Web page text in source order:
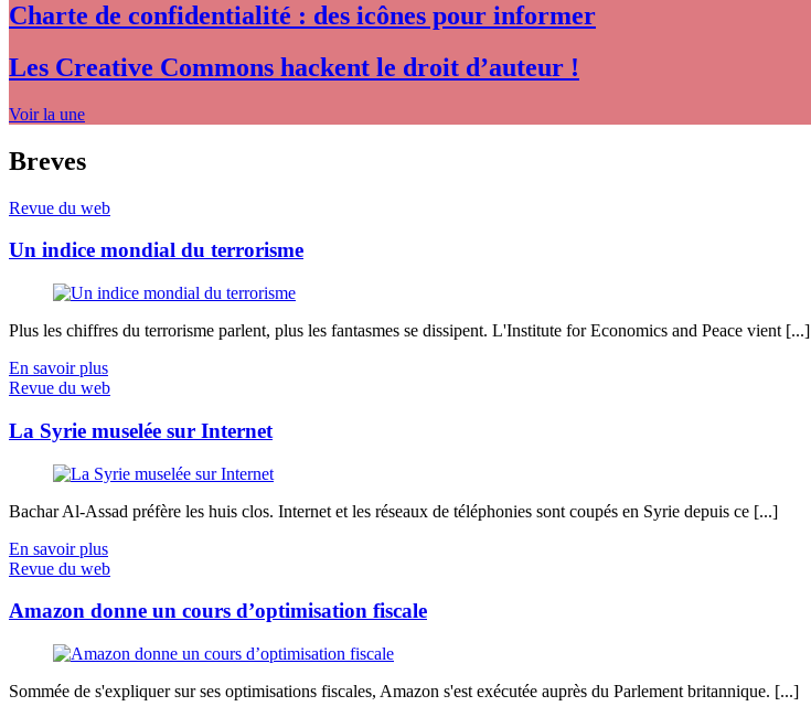
Charte de confidentialité : des icônes pour informer
Les Creative Commons hackent le droit d’auteur !
Voir la une
Breves
Revue du web
Un indice mondial du terrorisme
Plus les chiffres du terrorisme parlent, plus les fantasmes se dissipent. L'Institute for Economics and Peace vient [...]
En savoir plus
Revue du web
La Syrie muselée sur Internet
Bachar Al-Assad préfère les huis clos. Internet et les réseaux de téléphonies sont coupés en Syrie depuis ce [...]
En savoir plus
Revue du web
Amazon donne un cours d’optimisation fiscale
Sommée de s'expliquer sur ses optimisations fiscales, Amazon s'est exécutée auprès du Parlement britannique. [...]